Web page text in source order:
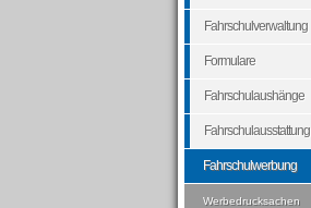
Fahrschulverwaltung
Formulare
Fahrschulaushänge
Fahrschulausstattung
Fahrschulwerbung
Werbedrucksachen